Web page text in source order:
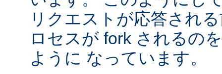
リクエストが応答され
ロセスが fork されるの
ように なっています。